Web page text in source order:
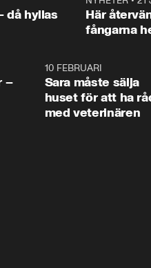
då hyllas
Här
fångarna
–
10 FEBRUARI
Sara måste sälja
huset för att ha
med veterinären